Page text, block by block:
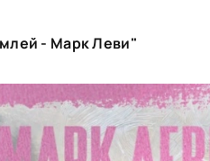
- Марк Леви"